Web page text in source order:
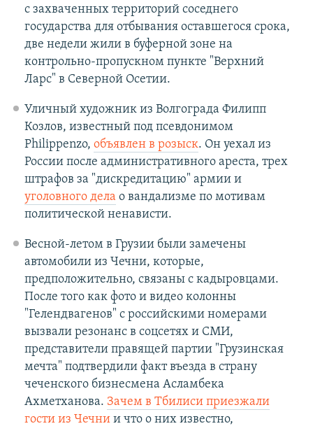
с захваченных территорий соседнего
государства для отбывания оставшегося срока,
две недели жили в буферной зоне на
контрольно-пропускном пункте "Верхний
Ларс" в Северной Осетии.
Уличный художник из Волгограда Филипп
Козлов, известный под псевдонимом
Philippenzo, объявлен в розыск. Он уехал из
России после административного ареста, трех
штрафов за "дискредитацию" армии и
уголовного дела о вандализме по мотивам
политической ненависти.
Весной-летом в Грузии были замечены
автомобили из Чечни, которые,
предположительно, связаны с кадыровцами.
После того как фото и видео колонны
"Гелендвагенов" с российскими номерами
вызвали резонанс в соцсетях и СМИ,
представители правящей партии "Грузинская
мечта" подтвердили факт въезда в страну
чеченского бизнесмена Асламбека
Ахметханова. Зачем в Тбилиси приезжали
гости из Чечнии что о них известно,